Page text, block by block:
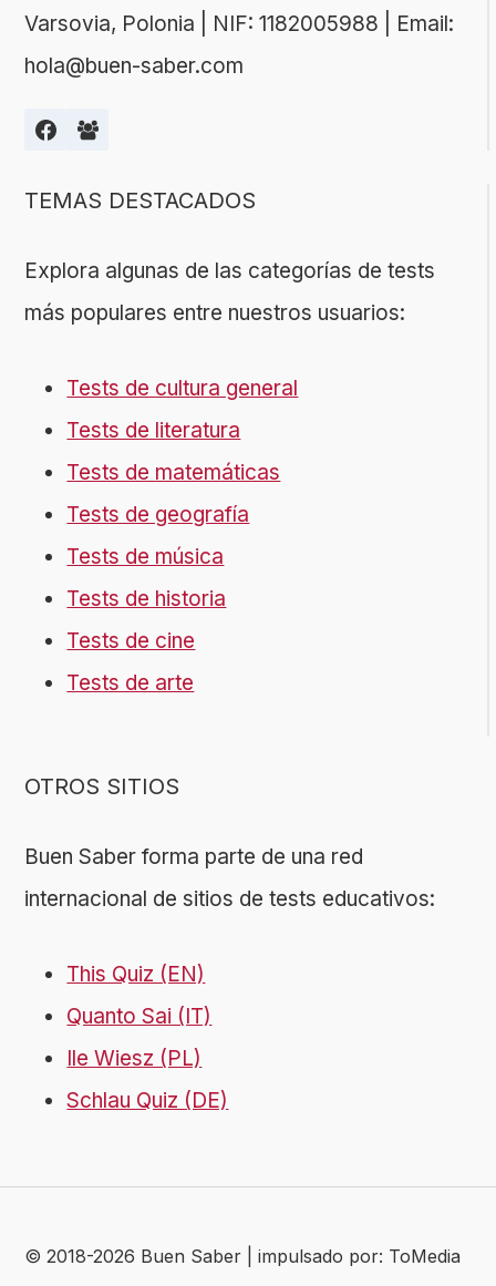
Varsovia, Polonia | NIF: 1182005988 | Email:
hola@buen-saber.com
TEMAS DESTACADOS
Explora algunas de las categorías de tests
más populares entre nuestros usuarios:
Tests de cultura general
Tests de literatura
Tests de matemáticas
Tests de geografía
Tests de música
Tests de historia
Tests de cine
Tests de arte
OTROS SITIOS
Buen Saber forma parte de una red
internacional de sitios de tests educativos:
This Quiz (EN)
Quanto Sai (IT)
Ile Wiesz (PL)
Schlau Quiz (DE)
© 2018-2026 Buen Saber | impulsado por: ToMedia